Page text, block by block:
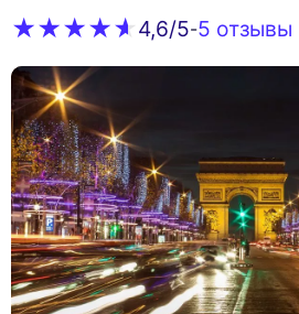
4,6/5-5 oтзывы